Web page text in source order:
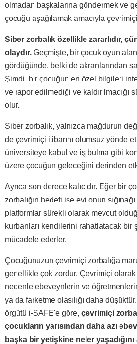
olmadan başkalarına göndermek ve
çocuğu aşağılamak amacıyla
Siber zorbalık özellikle zararlıdır,
olaydır. Geçmişte, bir çocuk oyun
gördüğünde, belki de akranlarından
Şimdi, bir çocuğun en özel bilgileri
ve rapor edilmediği ve kaldırılmadığı
olur.
Siber zorbalık, yalnızca mağdurun
de çevrimiçi itibarını olumsuz yönde
üniversiteye kabul ve iş bulma gibi
üzere çocuğun geleceğini derinden
Ayrıca son derece kalıcıdır. Eğer bir
zorbalığın hedefi ise evi onun
platformlar sürekli olarak mevcut
kurbanları kendilerini rahatlatacak bir
mücadele ederler.
Çocuğunuzun çevrimiçi zorbalığa
genellikle çok zordur. Çevrimiçi
nedenle ebeveynlerin ve
ya da farketme olasılığı daha
örgütü i-SAFE'e göre, çevrimiçi
çocukların yarısından daha azı
başka bir yetişkine neler yaşadığını